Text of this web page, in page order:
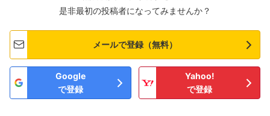
是非最初の投稿者になってみませんか？
メールで登録（無料）
Google
で登録
Yahoo!
で登録